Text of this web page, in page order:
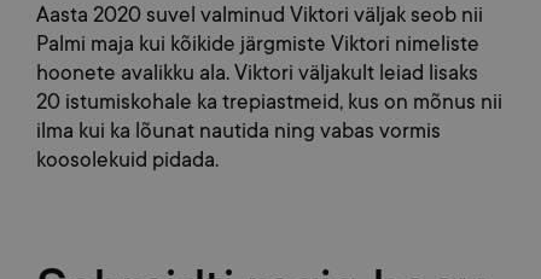
Aasta 2020 suvel valminud Viktori väljak seob nii
Palmi maja kui kõikide järgmiste Viktori nimeliste
hoonete avalikku ala. Viktori väljakult leiad lisaks
20 istumiskohale ka trepiastmeid, kus on mõnus nii
ilma kui ka lõunat nautida ning vabas vormis
koosolekuid pidada.